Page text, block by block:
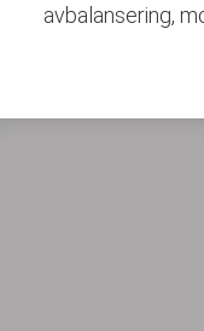
avbalansering,